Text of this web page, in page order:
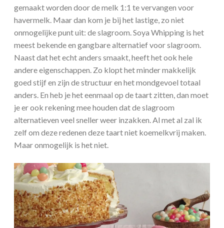
gemaakt worden door de melk 1:1 te vervangen voor
havermelk. Maar dan kom je bij het lastige, zo niet
onmogelijke punt uit: de slagroom. Soya Whipping is het
meest bekende en gangbare alternatief voor slagroom.
Naast dat het echt anders smaakt, heeft het ook hele
andere eigenschappen. Zo klopt het minder makkelijk
goed stijf en zijn de structuur en het mondgevoel totaal
anders. En heb je het eenmaal op de taart zitten, dan moet
je er ook rekening mee houden dat de slagroom
alternatieven veel sneller weer inzakken. Al met al zal ik
zelf om deze redenen deze taart niet koemelkvrij maken.
Maar onmogelijk is het niet.